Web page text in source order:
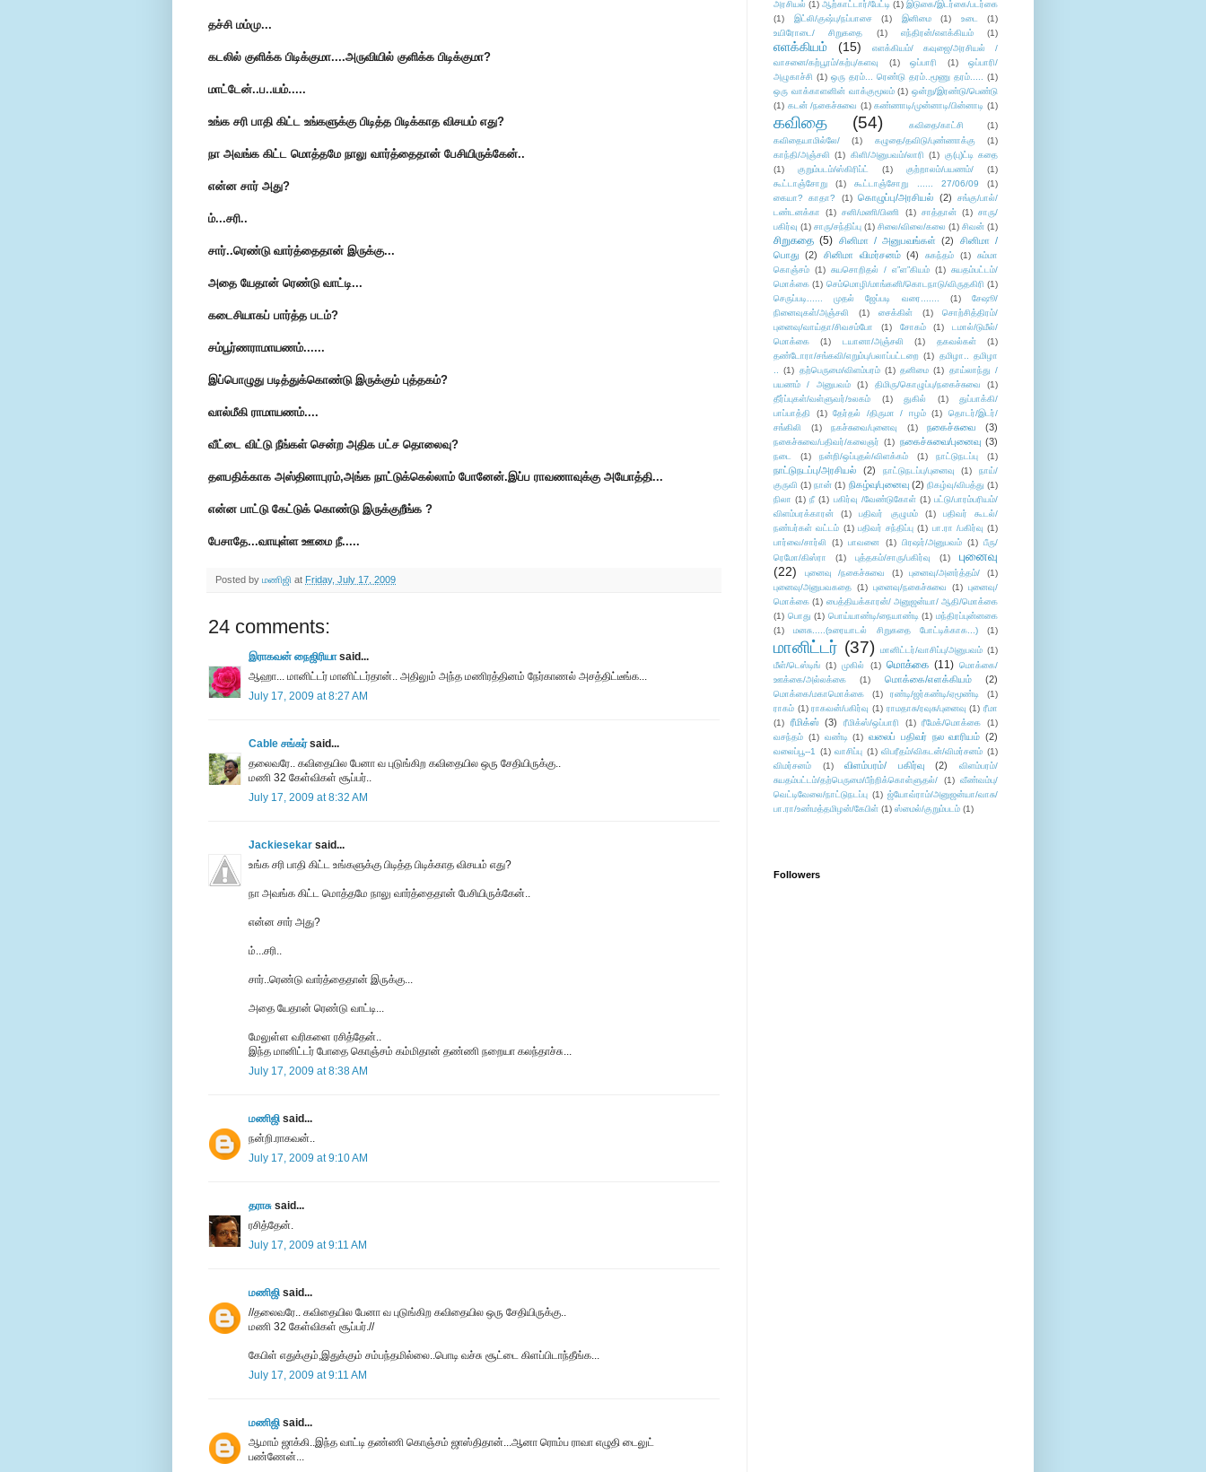
தச்சி மம்மு...
கடலில் குளிக்க பிடிக்குமா....அருவியில் குளிக்க பிடிக்குமா?
மாட்டேன்..ப..யம்.....
உங்க சரி பாதி கிட்ட உங்களுக்கு பிடித்த பிடிக்காத விசயம் எது?
நா அவங்க கிட்ட மொத்தமே நாலு வார்த்தைதான் பேசியிருக்கேன்..
என்ன சார் அது?
ம்...சரி..
சார்..ரெண்டு வார்த்தைதான் இருக்கு...
அதை யேதான் ரெண்டு வாட்டி...
கடைசியாகப் பார்த்த படம்?
சம்பூர்ணராமாயணம்......
இப்பொழுது படித்துக்கொண்டு இருக்கும் புத்தகம்?
வால்மீகி ராமாயணம்....
வீட்டை விட்டு நீங்கள் சென்ற அதிக பட்ச தொலைவு?
தளபதிக்காக அஸ்தினாபுரம்,அங்க நாட்டுக்கெல்லாம் போனேன்.இப்ப ராவணாவுக்கு அயோத்தி...
என்ன பாட்டு கேட்டுக் கொண்டு இருக்குறீங்க ?
பேசாதே...வாயுள்ள ஊமை நீ.....
Posted by மணிஜி at Friday, July 17, 2009
24 comments:
இராகவன் நைஜிரியாsaid...
ஆஹா... மானிட்டர் மானிட்டர்தான்.. அதிலும் அந்த மணிரத்தினம் நேர்காணல் அசத்திட்டீங்க...
July 17, 2009 at 8:27 AM
Cable சங்கர்said...
தலைவரே.. கவிதையில பேனா வ புடுங்கிற கவிதையில ஒரு சேதியிருக்கு..
மணி 32 கேள்விகள் சூப்பர்..
July 17, 2009 at 8:32 AM
Jackiesekar said...
உங்க சரி பாதி கிட்ட உங்களுக்கு பிடித்த பிடிக்காத விசயம் எது?
நா அவங்க கிட்ட மொத்தமே நாலு வார்த்தைதான் பேசியிருக்கேன்..
என்ன சார் அது?
ம்...சரி..
சார்..ரெண்டு வார்த்தைதான் இருக்கு...
அதை யேதான் ரெண்டு வாட்டி...
மேலுள்ள வரிகளை ரசித்தேன்..
இந்த மானிட்டர் போதை கொஞ்சம் கம்மிதான் தண்ணி நறையா கலந்தாச்சு...
July 17, 2009 at 8:38 AM
மணிஜி said...
நன்றி.ராகவன்..
July 17, 2009 at 9:10 AM
தராசு said...
ரசித்தேன்.
July 17, 2009 at 9:11 AM
மணிஜி said...
//தலைவரே.. கவிதையில பேனா வ புடுங்கிற கவிதையில ஒரு சேதியிருக்கு..
மணி 32 கேள்விகள் சூப்பர்.//
கேபிள் எதுக்கும்,இதுக்கும் சம்பந்தமில்லை..பொடி வச்சு சூட்டை கிளப்பிடாந்தீங்க...
July 17, 2009 at 9:11 AM
மணிஜி said...
ஆமாம் ஜாக்கி..இந்த வாட்டி தண்ணி கொஞ்சம் ஜாஸ்திதான்...ஆனா ரொம்ப ராவா எழுதி டைலுட்
பண்ணேன்...
அரசியல் (1) ஆற்காட்டார்/பேட்டி (1) இடுகை/இடர்கை/படர்கை
(1)
இட்லி/குஷ்பு/நப்பாசை (1) இனிமை (1) உடை
(1)
உயிரோடை/ சிறுகதை
(1) எந்திரன்/எளக்கியம் (1)
எளக்கியம் (15)
எளக்கியம்/ கவுஜை/அரசியல் /
வாசனை/கற்பூரம்/கற்பு/களவு
(1) ஒப்பாரி (1)
ஒப்பாரி/
அழுகாச்சி (1) ஒரு தரம்... ரெண்டு தரம்..மூணு தரம்..... (1)
ஒரு வாக்காளனின் வாக்குமூலம் (1) ஒன்று/இரண்டு/பெண்டு
(1) கடன் /நகைச்சுவை (1) கண்ணாடி/முன்னாடி/பின்னாடி (1)
கவிதை (54) கவிதை/காட்சி
(1)
கவிதையாமில்லே/
(1) கழுதை/தவிடு/புண்ணாக்கு
(1)
காந்தி/அஞ்சலி (1) கிளி/அனுபவம்/லாரி (1) கு(பு)ட்டி கதை
(1)
குறும்படம்/ஸ்கிரிப்ட் (1) குற்றாலம்/பயணம்/
(1)
கூட்டாஞ்சோறு
(1) கூட்டாஞ்சோறு ...... 27/06/09
(1)
கையா? காதா?
(1) கொழுப்பு/அரசியல் (2)
சங்கு/பால்/
டண்டனக்கா
(1) சனி/மணி/பிணி (1) சாத்தான் (1) சாரு/
பகிர்வு (1) சாரு/சந்திப்பு (1) சிலை/விலை/கலை (1) சிவன் (1)
சிறுகதை (5) சினிமா / அனுபவங்கள் (2)
சினிமா /
பொது (2) சினிமா விமர்சனம் (4) சுகந்தம் (1)
சும்மா
கொஞ்சம் (1) சுயசொறிதல் / எ”ள”கியம் (1) சுயதம்பட்டம்/
மொக்கை (1) செம்மொழி/மாங்கனி/கொடநாடு/விருதகிரி (1)
செருப்படி...... முதல் ஜேப்படி வரை.......
(1)
சேஷூ/
நினைவுகள்/அஞ்சலி
(1) சைக்கிள் (1)
சொற்சித்திரம்/
புனைவு/வாய்தா/சிவசம்போ
(1) சோகம் (1)
டமால்/டுமீல்/
மொக்கை
(1) டயானா/அஞ்சலி (1) தகவல்கள்
(1)
தண்டோரா/சங்கவி/எறும்பு/பலாப்பட்டறை (1) தமிழா.. தமிழா
.. (1) தற்பெருமை/விளம்பரம் (1) தனிமை (1) தாய்லாந்து /
பயணம் / அனுபவம்
(1) திமிரு/கொழுப்பு/நகைச்சுவை
(1)
தீர்ப்புகள்/வள்ளுவர்/உலகம்
(1) துகில் (1)
துப்பாக்கி/
பாப்பாத்தி
(1) தேர்தல் /திருமா / ஈழம் (1)
தொடர்/இடர்/
சங்கிலி
(1) நகச்சுவை/புனைவு (1) நகைச்சுவை (3)
நகைச்சுவை/பதிவர்/கலைஞர் (1) நகைச்சுவை/புனைவு (3)
நடை (1) நன்றி/ஒப்புதல்/விளக்கம் (1) நாட்டுநடப்பு (1)
நாட்டுநடப்பு/அரசியல் (2) நாட்டுநடப்பு/புனைவு (1)
நாய்/
குருவி (1) நான் (1) நிகழ்வு/புனைவு (2) நிகழ்வு/விபத்து (1)
நிலா (1) நீ (1) பகிர்வு /வேண்டுகோள் (1) பட்டு/பாரம்பரியம்/
விளம்பரக்காரன்
(1) பதிவர் குழுமம் (1)
பதிவர் கூடல்/
நண்பர்கள் வட்டம் (1) பதிவர் சந்திப்பு (1) பா.ரா /பகிர்வு (1)
பார்வை/சார்லி
(1) பாவனை (1) பிரஷர்/அனுபவம் (1) பீரு/
ரெமோ/கிஸ்ரா
(1) புத்தகம்/சாரு/பகிர்வு (1)
புனைவு
(22)
புனைவு /நகைச்சுவை (1) புனைவு/அனர்த்தம்/
(1)
புனைவு/அனுபவகதை (1) புனைவு/நகைச்சுவை (1) புனைவு/
மொக்கை (1) பைத்தியக்காரன்/ அனுஜன்யா/ ஆதி/மொக்கை
(1) பொது (1) பொய்யாண்டி/நையாண்டி (1) மந்திரப்புன்னகை
(1)
மனசு.....(உரையாடல் சிறுகதை போட்டிக்காக...) (1)
மானிட்டர் (37) மானிட்டர்/வாசிப்பு/அனுபவம் (1)
மீள்/டெஸ்டிங் (1) முகில் (1) மொக்கை (11) மொக்கை/
ஊக்கை/அல்லக்கை
(1) மொக்கை/எளக்கியம் (2)
மொக்கை/மகாமொக்கை (1) ரண்டி/ஜர்கண்டி/ஏமூண்டி
(1)
ராகம் (1) ராகவன்/பகிர்வு (1) ராமதாசு/ரவுசு/புனைவு (1) ரீமா
(1)
ரீமிக்ஸ் (3) ரீமிக்ஸ்/ஒப்பாரி (1) ரீமேக்/மொக்கை
(1)
வசந்தம் (1) வண்டி (1) வலைப் பதிவர் நல வாரியம் (2)
வலைப்பூ--1 (1) வாசிப்பு (1) விபரீதம்/விகடன்/விமர்சனம் (1)
விமர்சனம்
(1) விளம்பரம்/ பகிர்வு (2)
விளம்பரம்/
சுயதம்பட்டம்/தற்பெருமை/பீற்றிக்கொள்ளுதல்/
(1) வீண்வம்பு/
வெட்டிவேலை/நாட்டுநடப்பு (1) ஜ்யோவ்ராம்/அனுஜன்யா/வாசு/
பா.ரா/உண்மத்தமிழன்/கேபிள் (1) ஸ்மைல்/குறும்படம் (1)
Followers